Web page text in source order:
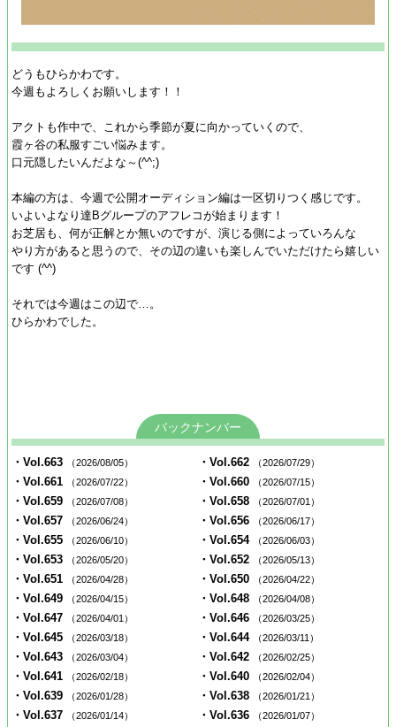
どうもひらかわです。
今週もよろしくお願いします！！
アクトも作中で、これから季節が夏に向かっていくので、
霞ヶ谷の私服すごい悩みます。
口元隠したいんだよな～(^^;)
本編の方は、今週で公開オーディション編は一区切りつく感じです。
いよいよなり達Bグループのアフレコが始まります！
お芝居も、何が正解とか無いのですが、演じる側によっていろんな
やり方があると思うので、その辺の違いも楽しんでいただけたら嬉しい
です (^^)
それでは今週はこの辺で…。
ひらかわでした。
バックナンバー
・Vol.663 （2026/08/05） ・Vol.662 （2026/07/29）
・Vol.661 （2026/07/22） ・Vol.660 （2026/07/15）
・Vol.659 （2026/07/08） ・Vol.658 （2026/07/01）
・Vol.657 （2026/06/24） ・Vol.656 （2026/06/17）
・Vol.655 （2026/06/10） ・Vol.654 （2026/06/03）
・Vol.653 （2026/05/20） ・Vol.652 （2026/05/13）
・Vol.651 （2026/04/28） ・Vol.650 （2026/04/22）
・Vol.649 （2026/04/15） ・Vol.648 （2026/04/08）
・Vol.647 （2026/04/01） ・Vol.646 （2026/03/25）
・Vol.645 （2026/03/18） ・Vol.644 （2026/03/11）
・Vol.643 （2026/03/04） ・Vol.642 （2026/02/25）
・Vol.641 （2026/02/18） ・Vol.640 （2026/02/04）
・Vol.639 （2026/01/28） ・Vol.638 （2026/01/21）
・Vol.637 （2026/01/14） ・Vol.636 （2026/01/07）